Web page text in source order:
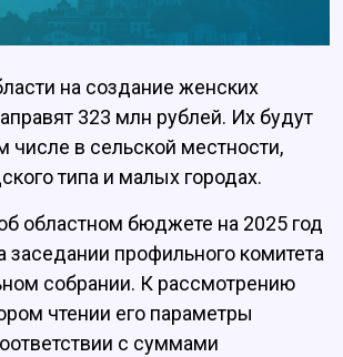
на создание женских
323 млн рублей. Их будут
числе в сельской местности,
типа и малых городах.
областном бюджете на 2025 год
заседании профильного комитета
собрании. К рассмотрению
чтении его параметры
с суммами